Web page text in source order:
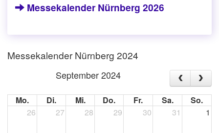
Messekalender Nürnberg 2026
Messekalender Nürnberg 2024
September 2024
Mo. Di. Mi. Do. Fr. Sa.
So.
26
27 28 29 30 31 1